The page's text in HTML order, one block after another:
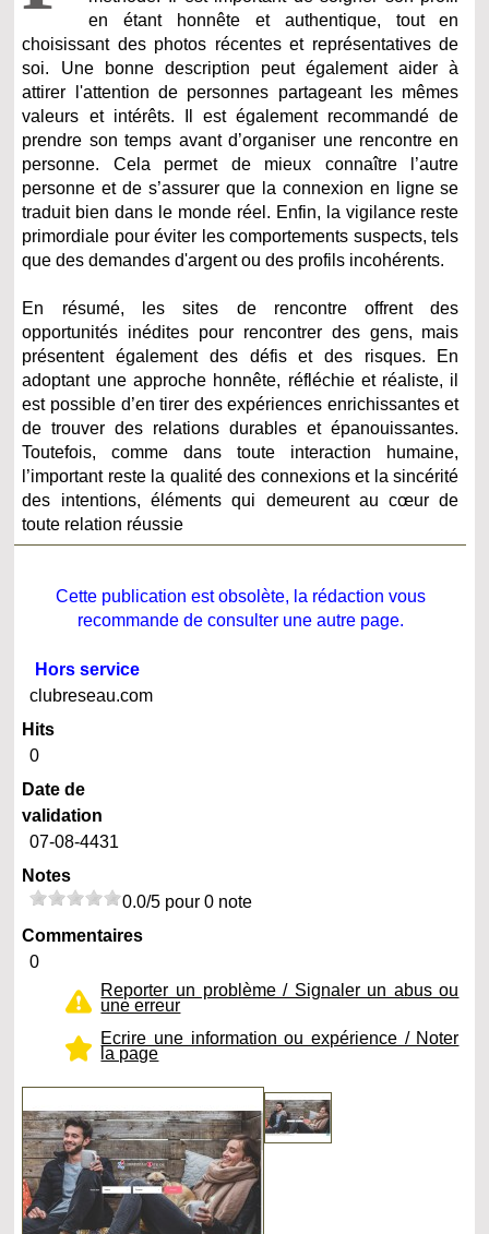
en étant honnête et authentique, tout en
choisissant des photos récentes et représentatives de
soi. Une bonne description peut également aider à
attirer l'attention de personnes partageant les mêmes
valeurs et intérêts. Il est également recommandé de
prendre son temps avant d’organiser une rencontre en
personne. Cela permet de mieux connaître l’autre
personne et de s’assurer que la connexion en ligne se
traduit bien dans le monde réel. Enfin, la vigilance reste
primordiale pour éviter les comportements suspects, tels
que des demandes d'argent ou des profils incohérents.
En résumé, les sites de rencontre offrent des
opportunités inédites pour rencontrer des gens, mais
présentent également des défis et des risques. En
adoptant une approche honnête, réfléchie et réaliste, il
est possible d’en tirer des expériences enrichissantes et
de trouver des relations durables et épanouissantes.
Toutefois, comme dans toute interaction humaine,
l’important reste la qualité des connexions et la sincérité
des intentions, éléments qui demeurent au cœur de
toute relation réussie
Cette publication est obsolète, la rédaction vous
recommande de consulter une autre page.
Hors service
clubreseau.com
Hits
0
Date de
validation
07-08-4431
Notes
0.0/5 pour 0 note
Commentaires
0
Reporter un problème / Signaler un abus ou
une erreur
Ecrire une information ou expérience / Noter
la page